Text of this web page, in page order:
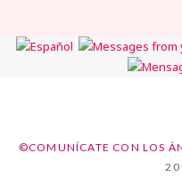
©COMUNÍCATE CON LOS